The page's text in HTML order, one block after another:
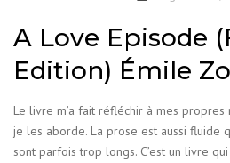
A Love Episode
Edition) Émile
Le livre m’a fait réfléchir à mes
je les aborde. La prose est aussi fluide
sont parfois trop longs. C’est un livre